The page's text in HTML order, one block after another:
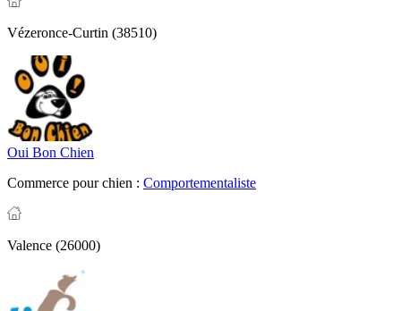
Vézeronce-Curtin (38510)
Oui Bon Chien
Commerce pour chien : Comportementaliste
Valence (26000)